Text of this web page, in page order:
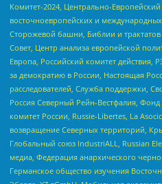
Комитет-2024, Центрально-
восточноевропейских и
Сторожевой башни, Библии и
Совет, Центр анализа европейской
Европа, Российский комитет
за демократию в России, Настоящая
расследователей, Служба поддержки,
Россия Северный Рейн-Вестфалия,
комитет России, Russie-Libertes, La
возвращение Северных территорий,
Глобальный союз IndustriALL, Russian
медиа, Федерация анархического
Германское общество изучения